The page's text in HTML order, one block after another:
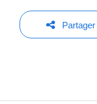
Partager